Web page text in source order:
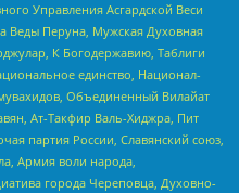
Управления Асгардской Веси
Веды Перуна, Мужская Духовная
К Богодержавию, Таблиги
единство, Национал-
Объединенный Вилайат
Ат-Такфир Валь-Хиджра, Пит
партия России, Славянский союз,
Армия воли народа,
города Череповца, Духовно-